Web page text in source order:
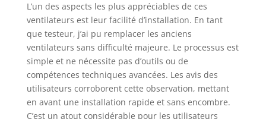
L’un des aspects les plus appréciables de ces
ventilateurs est leur facilité d’installation. En tant
que testeur, j’ai pu remplacer les anciens
ventilateurs sans difficulté majeure. Le processus est
simple et ne nécessite pas d’outils ou de
compétences techniques avancées. Les avis des
utilisateurs corroborent cette observation, mettant
en avant une installation rapide et sans encombre.
C’est un atout considérable pour les utilisateurs